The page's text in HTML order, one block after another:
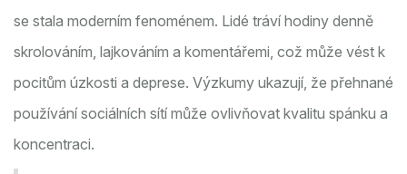
se stala moderním fenoménem. Lidé tráví hodiny denně
skrolováním, lajkováním a komentářemi, což může vést k
pocitům úzkosti a deprese. Výzkumy ukazují, že přehnané
používání sociálních sítí může ovlivňovat kvalitu spánku a
koncentraci.